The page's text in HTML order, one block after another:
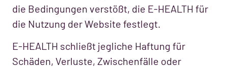
die Bedingungen verstößt, die E-HEALTH für
die Nutzung der Website festlegt.
E-HEALTH schließt jegliche Haftung für
Schäden, Verluste, Zwischenfälle oder